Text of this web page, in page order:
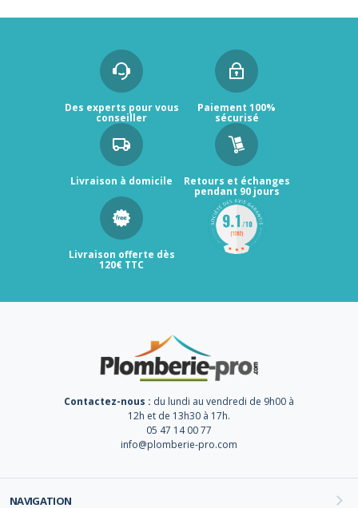
Des experts pour vous
conseiller
Paiement 100%
sécurisé
Livraison à domicile Retours et échanges
pendant 90 jours
Livraison offerte dès
120€ TTC
Contactez-nous : du lundi au vendredi de 9h00 à
12h et de 13h30 à 17h.
05 47 14 00 77
info@plomberie-pro.com
NAVIGATION